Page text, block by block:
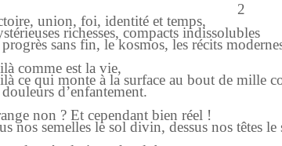
2
union, foi, identité et temps,
richesses, compacts indissolubles
sans fin, le kosmos, les récits
comme est la vie,
ce qui monte à la surface au bout de mille
d’enfantement.
non ? Et cependant bien réel !
nos semelles le sol divin, dessus nos têtes le